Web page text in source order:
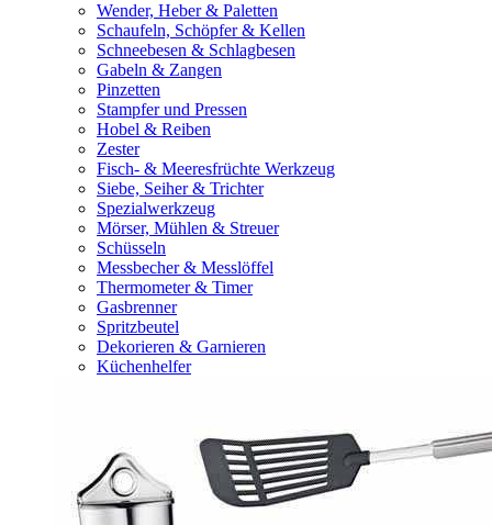
Wender, Heber & Paletten
Schaufeln, Schöpfer & Kellen
Schneebesen & Schlagbesen
Gabeln & Zangen
Pinzetten
Stampfer und Pressen
Hobel & Reiben
Zester
Fisch- & Meeresfrüchte Werkzeug
Siebe, Seiher & Trichter
Spezialwerkzeug
Mörser, Mühlen & Streuer
Schüsseln
Messbecher & Messlöffel
Thermometer & Timer
Gasbrenner
Spritzbeutel
Dekorieren & Garnieren
Küchenhelfer